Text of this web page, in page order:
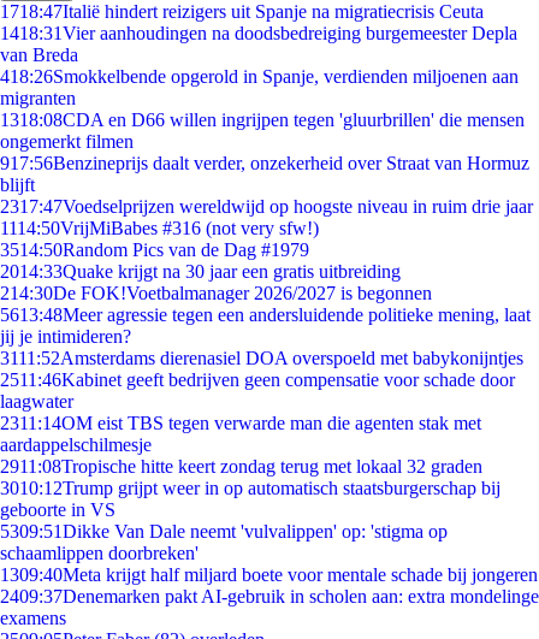
1718:47Italië hindert reizigers uit Spanje na migratiecrisis Ceuta
1418:31Vier aanhoudingen na doodsbedreiging burgemeester Depla
van Breda
418:26Smokkelbende opgerold in Spanje, verdienden miljoenen aan
migranten
1318:08CDA en D66 willen ingrijpen tegen 'gluurbrillen' die mensen
ongemerkt filmen
917:56Benzineprijs daalt verder, onzekerheid over Straat van Hormuz
blijft
2317:47Voedselprijzen wereldwijd op hoogste niveau in ruim drie jaar
1114:50VrijMiBabes #316 (not very sfw!)
3514:50Random Pics van de Dag #1979
2014:33Quake krijgt na 30 jaar een gratis uitbreiding
214:30De FOK!Voetbalmanager 2026/2027 is begonnen
5613:48Meer agressie tegen een andersluidende politieke mening, laat
jij je intimideren?
3111:52Amsterdams dierenasiel DOA overspoeld met babykonijntjes
2511:46Kabinet geeft bedrijven geen compensatie voor schade door
laagwater
2311:14OM eist TBS tegen verwarde man die agenten stak met
aardappelschilmesje
2911:08Tropische hitte keert zondag terug met lokaal 32 graden
3010:12Trump grijpt weer in op automatisch staatsburgerschap bij
geboorte in VS
5309:51Dikke Van Dale neemt 'vulvalippen' op: 'stigma op
schaamlippen doorbreken'
1309:40Meta krijgt half miljard boete voor mentale schade bij jongeren
2409:37Denemarken pakt AI-gebruik in scholen aan: extra mondelinge
examens